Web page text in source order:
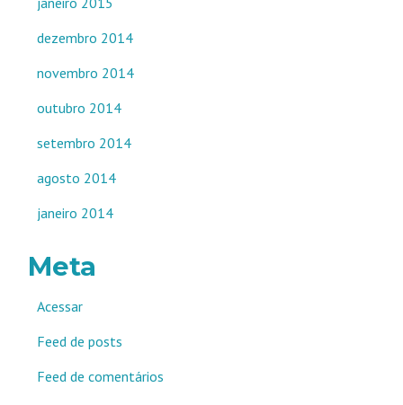
dezembro 2014
novembro 2014
outubro 2014
setembro 2014
agosto 2014
janeiro 2014
Meta
Acessar
Feed de posts
Feed de comentários